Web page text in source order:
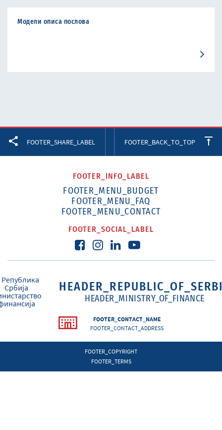
Модели описа послова
FOOTER_SHARE_LABEL FOOTER_BACK_TO_TOP
FOOTER_INFO_LABEL
FOOTER_MENU_BUDGET
FOOTER_MENU_FAQ
FOOTER_MENU_CONTACT
FOOTER_SOCIAL_LABEL
HEADER_MINISTRY_OF_FINANCE
FOOTER_CONTACT_NAME
FOOTER_CONTACT_ADDRESS
FOOTER_COPYRIGHT
FOOTER_TERMS